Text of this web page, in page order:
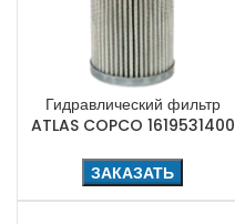
Гидравлический фильтр
ATLAS COPCO 1619531400
ЗАКАЗАТЬ